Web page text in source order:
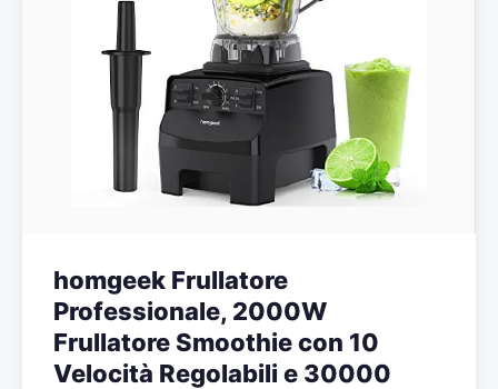
homgeek Frullatore
Professionale, 2000W
Frullatore Smoothie con 10
Velocità Regolabili e 30000